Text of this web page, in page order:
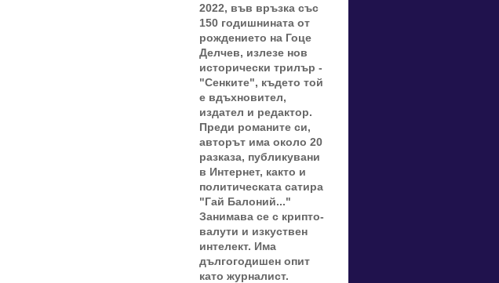
2022, във връзка със
150 годишнината от
рождението на Гоце
Делчев, излезе нов
исторически трилър -
"Сенките", където той
е вдъхновител,
издател и редактор.
Преди романите си,
авторът има около 20
разказа, публикувани
в Интернет, както и
политическата сатира
"Гай Балоний..."
Занимава се с крипто-
валути и изкуствен
интелект. Има
дългогодишен опит
като журналист.